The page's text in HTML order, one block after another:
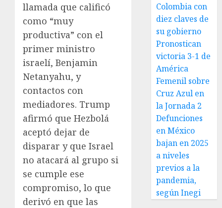
llamada que calificó
como “muy
productiva” con el
primer ministro
israelí, Benjamin
Netanyahu, y
contactos con
mediadores. Trump
afirmó que Hezbolá
aceptó dejar de
disparar y que Israel
no atacará al grupo si
se cumple ese
compromiso, lo que
derivó en que las
Colombia con
diez claves de
su gobierno
Pronostican
victoria 3-1 de
América
Femenil sobre
Cruz Azul en
la Jornada 2
Defunciones
en México
bajan en 2025
a niveles
previos a la
pandemia,
según Inegi